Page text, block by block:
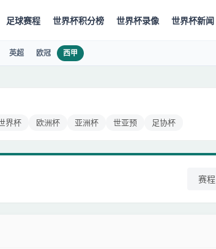
足球赛程 世界杯积分榜 世界杯录像 世界杯新闻
英超 欧冠 西甲
界杯 欧洲杯 亚洲杯 世亚预 足协杯
赛程